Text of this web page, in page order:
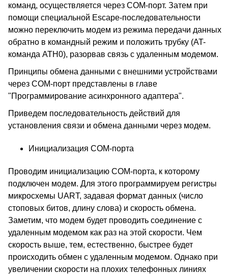
команд, осуществляется через COM-порт. Затем при
помощи специальной Escape-последовательности
можно переключить модем из режима передачи данных
обратно в командный режим и положить трубку (AT-
команда ATH0), разорвав связь с удаленным модемом.
Принципы обмена данными с внешними устройствами
через COM-порт представлены в главе
"Программирование асинхронного адаптера".
Приведем последовательность действий для
установления связи и обмена данными через модем.
Инициализация COM-порта
Проводим инициализацию COM-порта, к которому
подключен модем. Для этого программируем регистры
микросхемы UART, задавая формат данных (число
стоповых битов, длину слова) и скорость обмена.
Заметим, что модем будет проводить соединение с
удаленным модемом как раз на этой скорости. Чем
скорость выше, тем, естественно, быстрее будет
происходить обмен с удаленным модемом. Однако при
увеличении скорости на плохих телефонных линиях